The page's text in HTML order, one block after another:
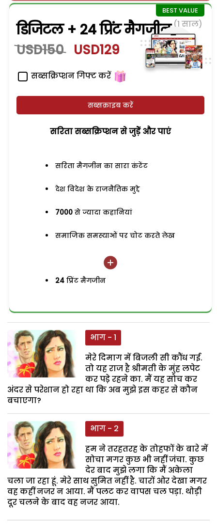
डिजिटल + 24 प्रिंट मैगजीन (1 साल)
USD150 USD129
सब्सक्रिप्शन गिफ्ट करें
सब्सक्राइब करें
सरिता सब्सक्रिप्शन से जुड़ेें और पाएं
सरिता मैगजीन का सारा कंटेंट
देश विदेश के राजनैतिक मुद्दे
7000 से ज्यादा कहानियां
समाजिक समस्याओं पर चोट करते लेख
24 प्रिंट मैगजीन
भाग - 1
मेरे दिमाग में बिजली सी कौंध गई.
तो यह राज है श्रीमती के मुंह लपेट
कर पडे़ रहने का. मैं यह सोच कर
अंदर से परेशान हो रहा था कि अब मुझे इस कहर से कौन
बचाएगा?
भाग - 2
हम ने तरहतरह के तोहफों के बारे में
सोचा मगर कुछ भी नहीं जंचा. कुछ
देर बाद मुझे लगा कि मैं अकेला
चला जा रहा हूं. मेरे साथ सुमित नहीं है. चारों ओर देखा मगर
वह कहीं नजर न आया. मैं पलट कर वापस चल पड़ा. थोड़ी
दूर चलने के बाद वह नजर आया.